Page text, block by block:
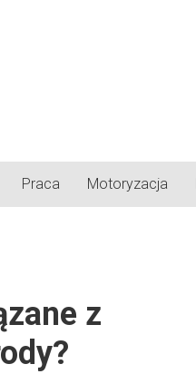
Praca Motoryzacja
z